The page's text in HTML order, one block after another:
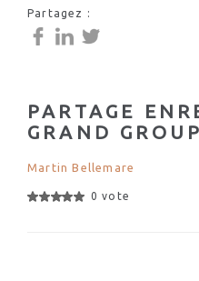
Partagez :
PARTAGE
GRAND
Martin Bellemare
0 vote